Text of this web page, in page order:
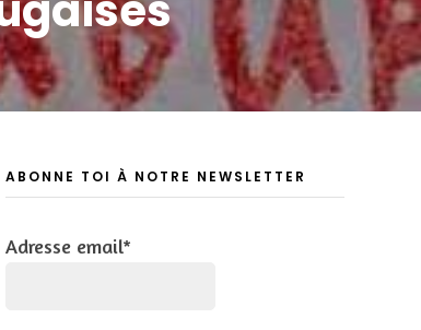
ABONNE TOI À NOTRE NEWSLETTER
Adresse email*